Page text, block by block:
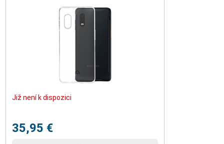
Již není k dispozici
35,95 €